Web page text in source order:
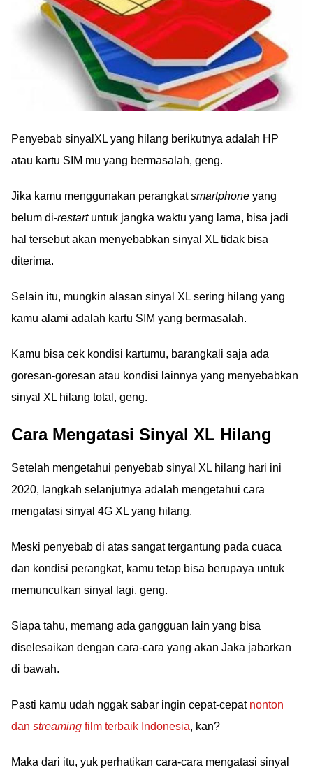
Penyebab sinyalXL yang hilang berikutnya adalah HP
atau kartu SIM mu yang bermasalah, geng.
Jika kamu menggunakan perangkatsmartphone yang
belum di-restartuntuk jangka waktu yang lama, bisa jadi
hal tersebut akan menyebabkan sinyal XL tidak bisa
diterima.
Selain itu, mungkin alasan sinyal XL sering hilang yang
kamu alami adalah kartu SIM yang bermasalah.
Kamu bisa cek kondisi kartumu, barangkali saja ada
goresan-goresan atau kondisi lainnya yang menyebabkan
sinyal XL hilang total, geng.
Cara Mengatasi Sinyal XL Hilang
Setelah mengetahui penyebab sinyal XL hilang hari ini
2020, langkah selanjutnya adalah mengetahui cara
mengatasi sinyal 4G XL yang hilang.
Meski penyebab di atas sangat tergantung pada cuaca
dan kondisi perangkat, kamu tetap bisa berupaya untuk
memunculkan sinyal lagi, geng.
Siapa tahu, memang ada gangguan lain yang bisa
diselesaikan dengan cara-cara yang akan Jaka jabarkan
di bawah.
Pasti kamu udah nggak sabar ingin cepat-cepat nonton
dan streaming film terbaik Indonesia, kan?
Maka dari itu, yuk perhatikan cara-cara mengatasi sinyal